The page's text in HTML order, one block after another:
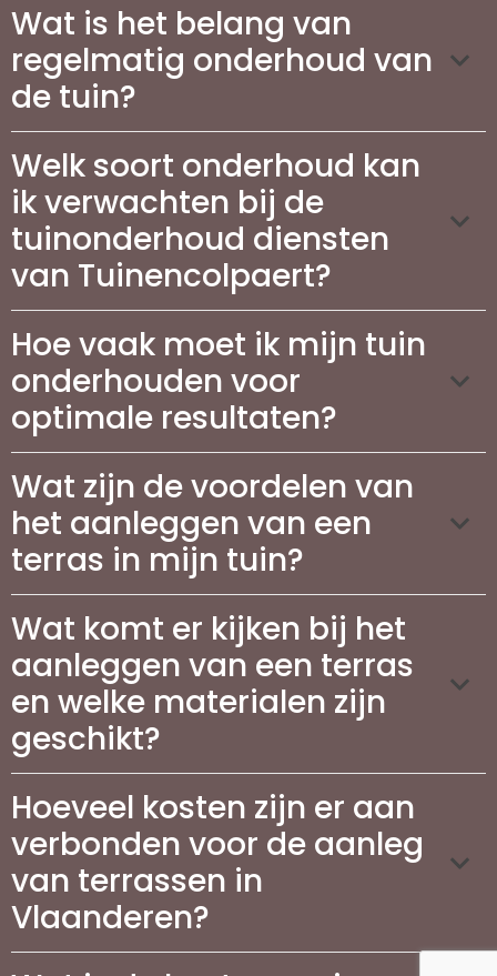
Wat is het belang van
regelmatig onderhoud van
de tuin?
Welk soort onderhoud kan
ik verwachten bij de
tuinonderhoud diensten
van Tuinencolpaert?
Hoe vaak moet ik mijn tuin
onderhouden voor
optimale resultaten?
Wat zijn de voordelen van
het aanleggen van een
terras in mijn tuin?
Wat komt er kijken bij het
aanleggen van een terras
en welke materialen zijn
geschikt?
Hoeveel kosten zijn er aan
verbonden voor de aanleg
van terrassen in
Vlaanderen?